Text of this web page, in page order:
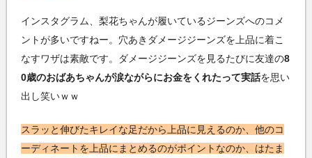
インスタグラム、梨花ちゃんが履いているジーンズへのコメ
ントが多いですねー。穴あきダメージジーンズを上品に着こ
なすワザは素敵です。ダメージジーンズを見るたびに友達の8
0歳のおばあちゃんが涙ながらにお金をくれたって実話を思い
出し笑いｗｗ
スラッと伸びたキレイな足だから上品に見えるのか、他のコ
ーディネートを上品にまとめるのがポイントなのか、はたま